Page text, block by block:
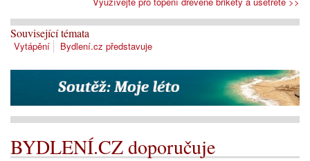
Související témata
Vytápění Bydlení.cz představuje
BYDLENÍ.CZ doporučuje